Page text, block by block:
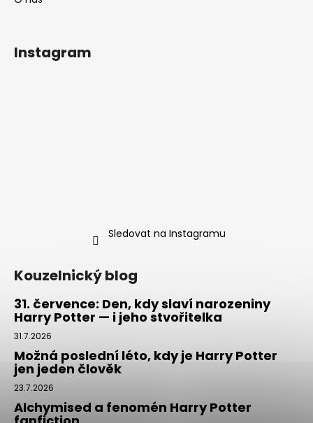
Instagram
Sledovat na Instagramu
Kouzelnický blog
31. července: Den, kdy slaví narozeniny
Harry Potter — i jeho stvořitelka
31.7.2026
Možná poslední léto, kdy je Harry Potter
jen jeden člověk
23.7.2026
Alchymised a fenomén Harry Potter